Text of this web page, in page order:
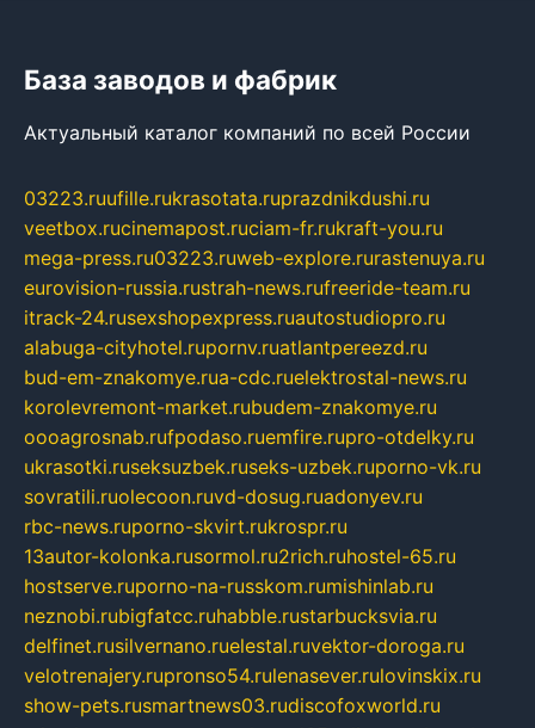
База заводов и фабрик
Актуальный каталог компаний по всей России
03223.ruufille.rukrasotata.ruprazdnikdushi.ru
veetbox.rucinemapost.ruciam-fr.rukraft-you.ru
mega-press.ru03223.ruweb-explore.rurastenuya.ru
eurovision-russia.rustrah-news.rufreeride-team.ru
itrack-24.rusexshopexpress.ruautostudiopro.ru
alabuga-cityhotel.rupornv.ruatlantpereezd.ru
bud-em-znakomye.rua-cdc.ruelektrostal-news.ru
korolevremont-market.rubudem-znakomye.ru
oooagrosnab.rufpodaso.ruemfire.rupro-otdelky.ru
ukrasotki.ruseksuzbek.ruseks-uzbek.ruporno-vk.ru
sovratili.ruolecoon.ruvd-dosug.ruadonyev.ru
rbc-news.ruporno-skvirt.rukrospr.ru
13autor-kolonka.rusormol.ru2rich.ruhostel-65.ru
hostserve.ruporno-na-russkom.rumishinlab.ru
neznobi.rubigfatcc.ruhabble.rustarbucksvia.ru
delfinet.rusilvernano.ruelestal.ruvektor-doroga.ru
velotrenajery.rupronso54.rulenasever.rulovinskix.ru
show-pets.rusmartnews03.rudiscofoxworld.ru